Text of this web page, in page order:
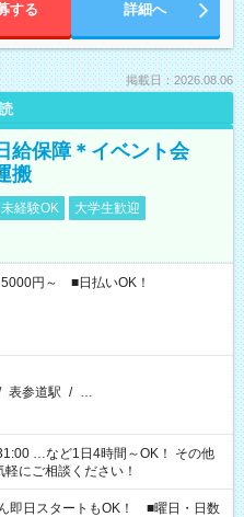
する 詳細へ
掲載日：2026.08.06
給保障＊イベント会
搬
経験OK
大学生歓迎
円～ ■日払いOK！
表参道駅 / …
…など1日4時間～OK！ その他
にご相談ください！
即日スタートもOK！ ■曜日・日数